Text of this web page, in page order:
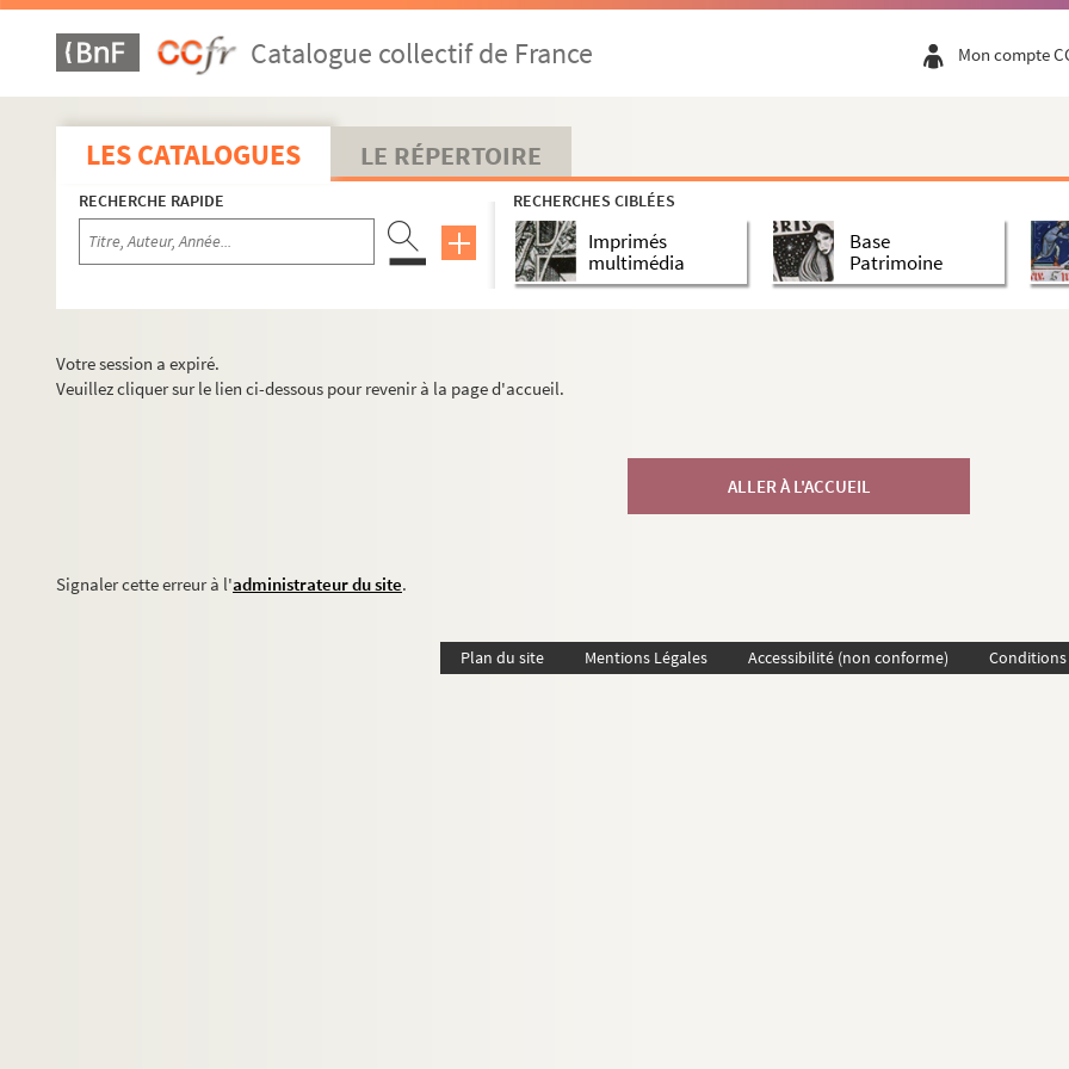
Catalogue collectif de France Mon compte
LES CATALOGUES LE RÉPERTOIRE
RECHERCHE RAPIDE RECHERCHES CIBLÉES
Imprimés
multimédia
Base
Patrimoine
Votre session a expiré.
Veuillez cliquer sur le lien ci-dessous pour revenir à la page d'accueil.
ALLER À L'ACCUEIL
Signaler cette erreur à l'administrateur du site.
Plan du site Mentions Légales Accessibilité (non conforme)